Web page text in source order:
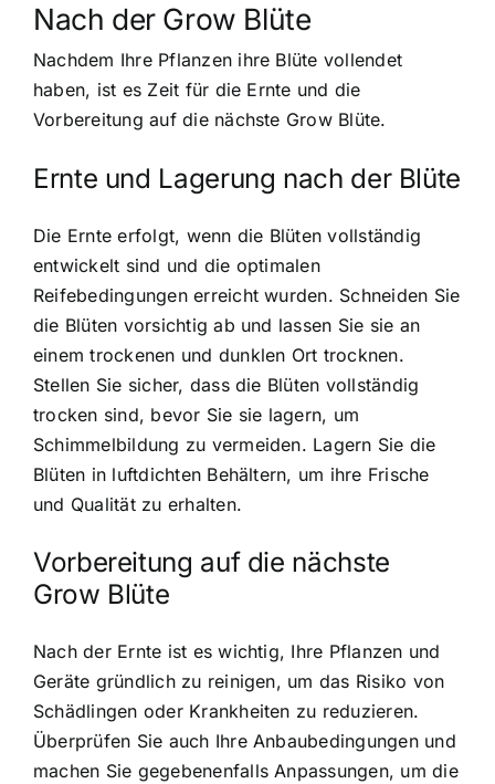
Nach der Grow Blüte
Nachdem Ihre Pflanzen ihre Blüte vollendet
haben, ist es Zeit für die Ernte und die
Vorbereitung auf die nächste Grow Blüte.
Ernte und Lagerung nach der Blüte
Die Ernte erfolgt, wenn die Blüten vollständig
entwickelt sind und die optimalen
Reifebedingungen erreicht wurden. Schneiden Sie
die Blüten vorsichtig ab und lassen Sie sie an
einem trockenen und dunklen Ort trocknen.
Stellen Sie sicher, dass die Blüten vollständig
trocken sind, bevor Sie sie lagern, um
Schimmelbildung zu vermeiden. Lagern Sie die
Blüten in luftdichten Behältern, um ihre Frische
und Qualität zu erhalten.
Vorbereitung auf die nächste
Grow Blüte
Nach der Ernte ist es wichtig, Ihre Pflanzen und
Geräte gründlich zu reinigen, um das Risiko von
Schädlingen oder Krankheiten zu reduzieren.
Überprüfen Sie auch Ihre Anbaubedingungen und
machen Sie gegebenenfalls Anpassungen, um die